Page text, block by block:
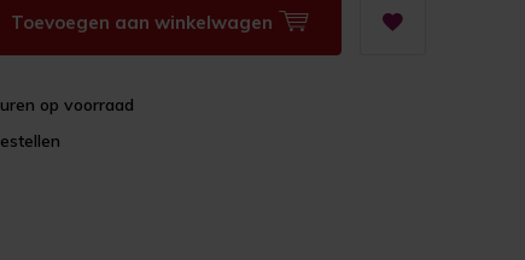
Toevoegen aan winkelwagen
op voorraad